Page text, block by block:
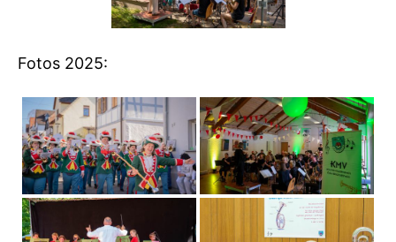
Fotos 2025: